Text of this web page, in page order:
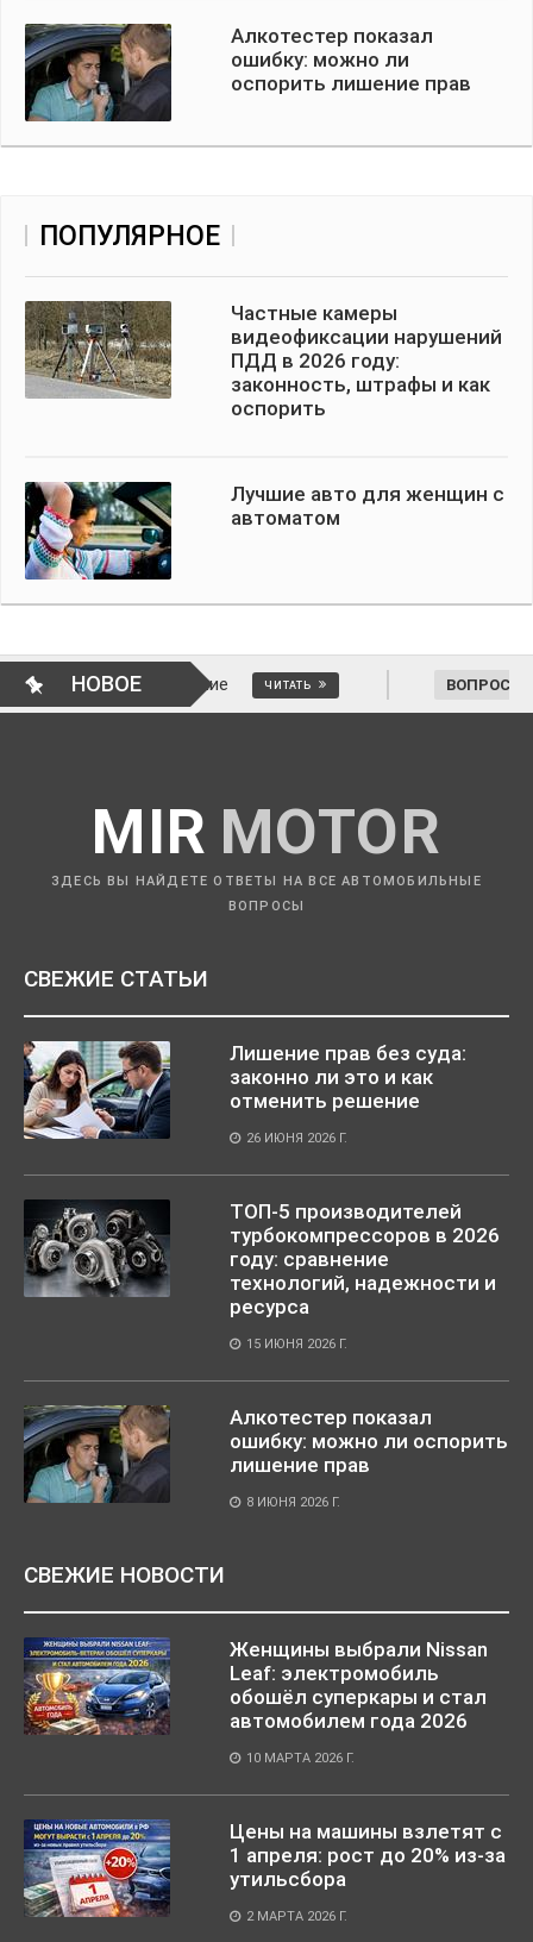
Алкотестер показал
ошибку: можно ли
оспорить лишение прав
ПОПУЛЯРНОЕ
Частные камеры
видеофиксации нарушений
ПДД в 2026 году:
законность, штрафы и как
оспорить
Лучшие авто для женщин с
автоматом
НОВОЕ
решение ЧИТАТЬ ВОПРОСЫ
MIR MOTOR
ЗДЕСЬ ВЫ НАЙДЕТЕ ОТВЕТЫ НА ВСЕ АВТОМОБИЛЬНЫЕ
ВОПРОСЫ
СВЕЖИЕ СТАТЬИ
Лишение прав без суда:
законно ли это и как
отменить решение
26 ИЮНЯ 2026 Г.
ТОП-5 производителей
турбокомпрессоров в 2026
году: сравнение
технологий, надежности и
ресурса
15 ИЮНЯ 2026 Г.
Алкотестер показал
ошибку: можно ли оспорить
лишение прав
8 ИЮНЯ 2026 Г.
СВЕЖИЕ НОВОСТИ
Женщины выбрали Nissan
Leaf: электромобиль
обошёл суперкары и стал
автомобилем года 2026
10 МАРТА 2026 Г.
Цены на машины взлетят с
1 апреля: рост до 20% из-за
утильсбора
2 МАРТА 2026 Г.